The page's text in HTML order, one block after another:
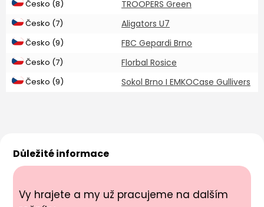
Česko (8) TROOPERS Green
Česko (7) Aligators U7
Česko (9) FBC Gepardi Brno
Česko (7) Florbal Rosice
Česko (9) Sokol Brno I EMKOCase Gullivers
Důležité informace
Vy hrajete a my už pracujeme na dalším